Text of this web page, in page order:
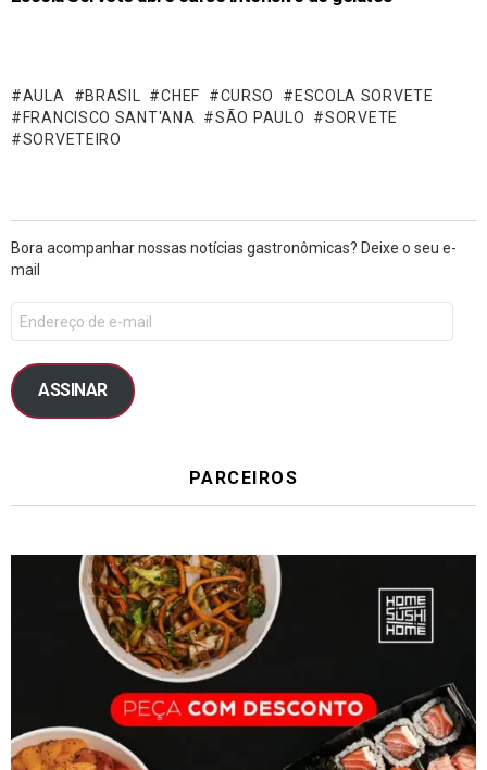
AULA BRASIL CHEF CURSO
ESCOLA SORVETE
FRANCISCO SANT'ANA
SÃO PAULO
SORVETE
SORVETEIRO
Bora acompanhar nossas notícias gastronômicas? Deixe o seu e-
mail
ASSINAR
PARCEIROS